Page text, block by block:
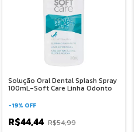
Solução Oral Dental Splash Spray
100mL-Soft Care Linha Odonto
-19% OFF
R$44,44 R$54,99